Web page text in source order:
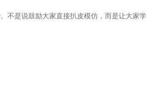
不是说鼓励大家直接扒皮模仿，而是让大家